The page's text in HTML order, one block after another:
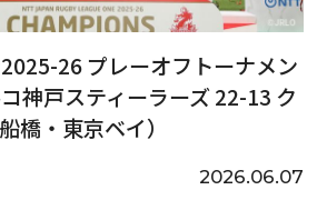
26 プレーオフトーナメン
神戸スティーラーズ 22-13 ク
橋・東京ベイ）
2026.06.07